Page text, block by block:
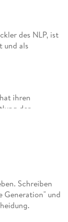
des NLP, ist
und als
ihren
der
z. B. die Fünf
Schreiben
Generation" und